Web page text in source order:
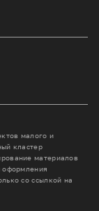
малого и
кластер
материалов
оформления
со ссылкой на